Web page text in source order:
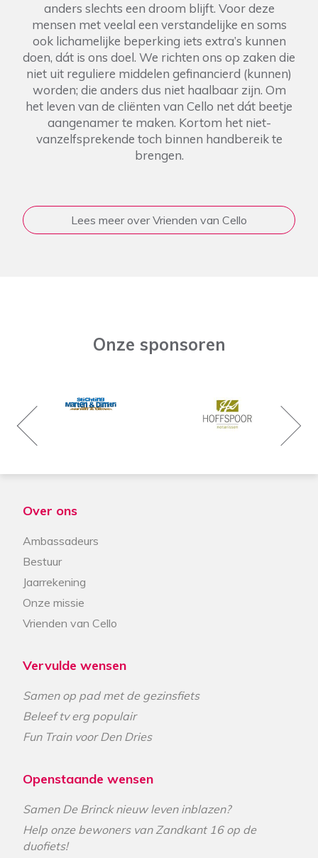
anders slechts een droom blijft. Voor deze
mensen met veelal een verstandelijke en soms
ook lichamelijke beperking iets extra’s kunnen
doen, dát is ons doel. We richten ons op zaken die
niet uit reguliere middelen gefinancierd (kunnen)
worden; die anders dus niet haalbaar zijn. Om
het leven van de cliënten van Cello net dát beetje
aangenamer te maken. Kortom het niet-
vanzelfsprekende toch binnen handbereik te
brengen.
Lees meer over Vrienden van Cello
Onze sponsoren
Over ons
Ambassadeurs
Bestuur
Jaarrekening
Onze missie
Vrienden van Cello
Vervulde wensen
Samen op pad met de gezinsfiets
Beleef tv erg populair
Fun Train voor Den Dries
Openstaande wensen
Samen De Brinck nieuw leven inblazen?
Help onze bewoners van Zandkant 16 op de
duofiets!